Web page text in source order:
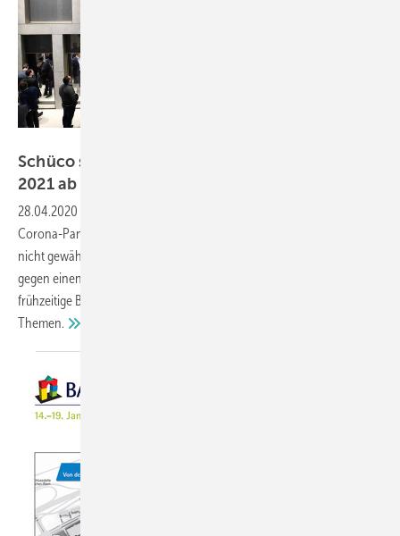
Schüco sagt schon jetzt Teilnahme zur BAU
2021 ab
28.04.2020
Corona-Pandemie auch Anfang 2021 ein geordneter Messeauftritt
nicht gewährleistet werden kann. Deshalb habe man sich schon jetzt
gegen einen Messeauftritt auf der BAU 2021 entschieden. Dieser
frühzeitige Beschluss schaffe Kapazitäten für andere Projekte und
Themen.